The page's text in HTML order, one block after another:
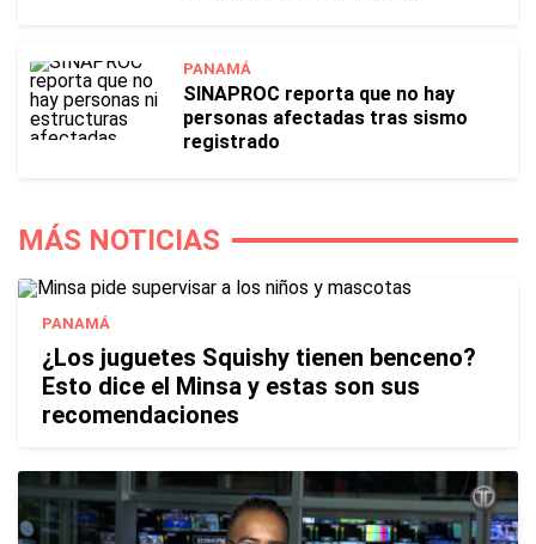
PANAMÁ
SINAPROC reporta que no hay
personas afectadas tras sismo
registrado
MÁS NOTICIAS
PANAMÁ
¿Los juguetes Squishy tienen benceno?
Esto dice el Minsa y estas son sus
recomendaciones